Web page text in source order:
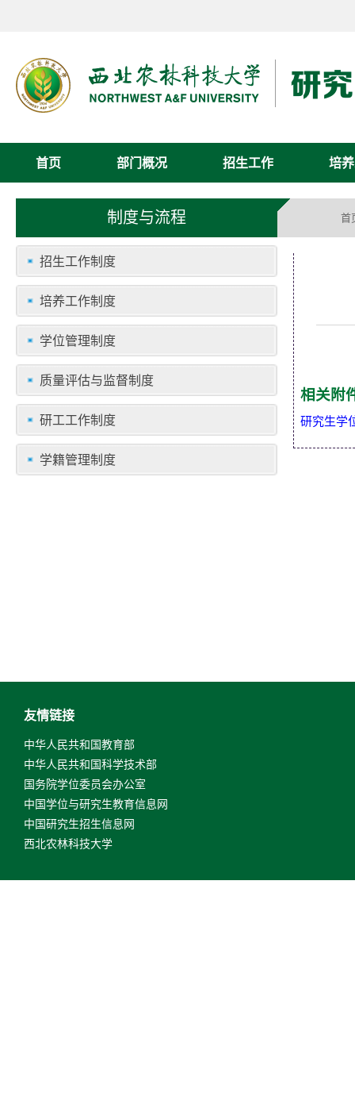
首页 部门概况 招生工作 培
制度与流程 首
招生工作制度
培养工作制度
学位管理制度
质量评估与监督制度
研工工作制度
学籍管理制度
相关附
研究生学
友情链接
中华人民共和国教育部
中华人民共和国科学技术部
国务院学位委员会办公室
中国学位与研究生教育信息网
中国研究生招生信息网
西北农林科技大学